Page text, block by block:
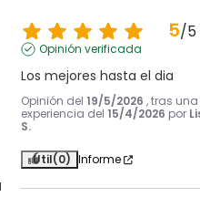
5/5
Opinión verificada
Los mejores hasta el dia
Opinión del 19/5/2026 , tras una
experiencia del 15/4/2026 por
S.
Útil(0) Informe